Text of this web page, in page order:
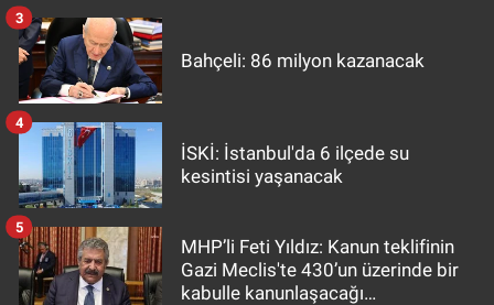
Bahçeli: 86 milyon kazanacak
3
İSKİ: İstanbul'da 6 ilçede su
kesintisi yaşanacak
4
MHP’li Feti Yıldız: Kanun teklifinin
Gazi Meclis'te 430’un üzerinde bir
kabulle kanunlaşacağı
5